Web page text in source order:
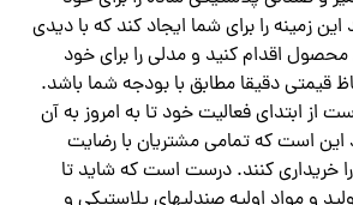
زمینه را برای شما ایجاد کند که با دیدی
اقدام کنید و مدلی را برای خود
قیمتی دقیقا مطابق با بودجه شما باشد.
از ابتدای فعالیت خود تا به امروز به آن
است که تمامی مشتریان با رضایت
خریداری کنند. درست است که شاید تا